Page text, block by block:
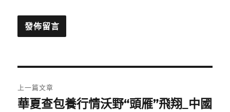
章
上一篇文章
上
華夏查包養行情沃野“頭雁”飛翔_中國